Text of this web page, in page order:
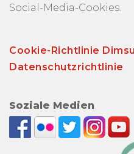
Social-Media-Cookies.
Cookie-Richtlinie
Datenschutzrichtlinie
Soziale Medien